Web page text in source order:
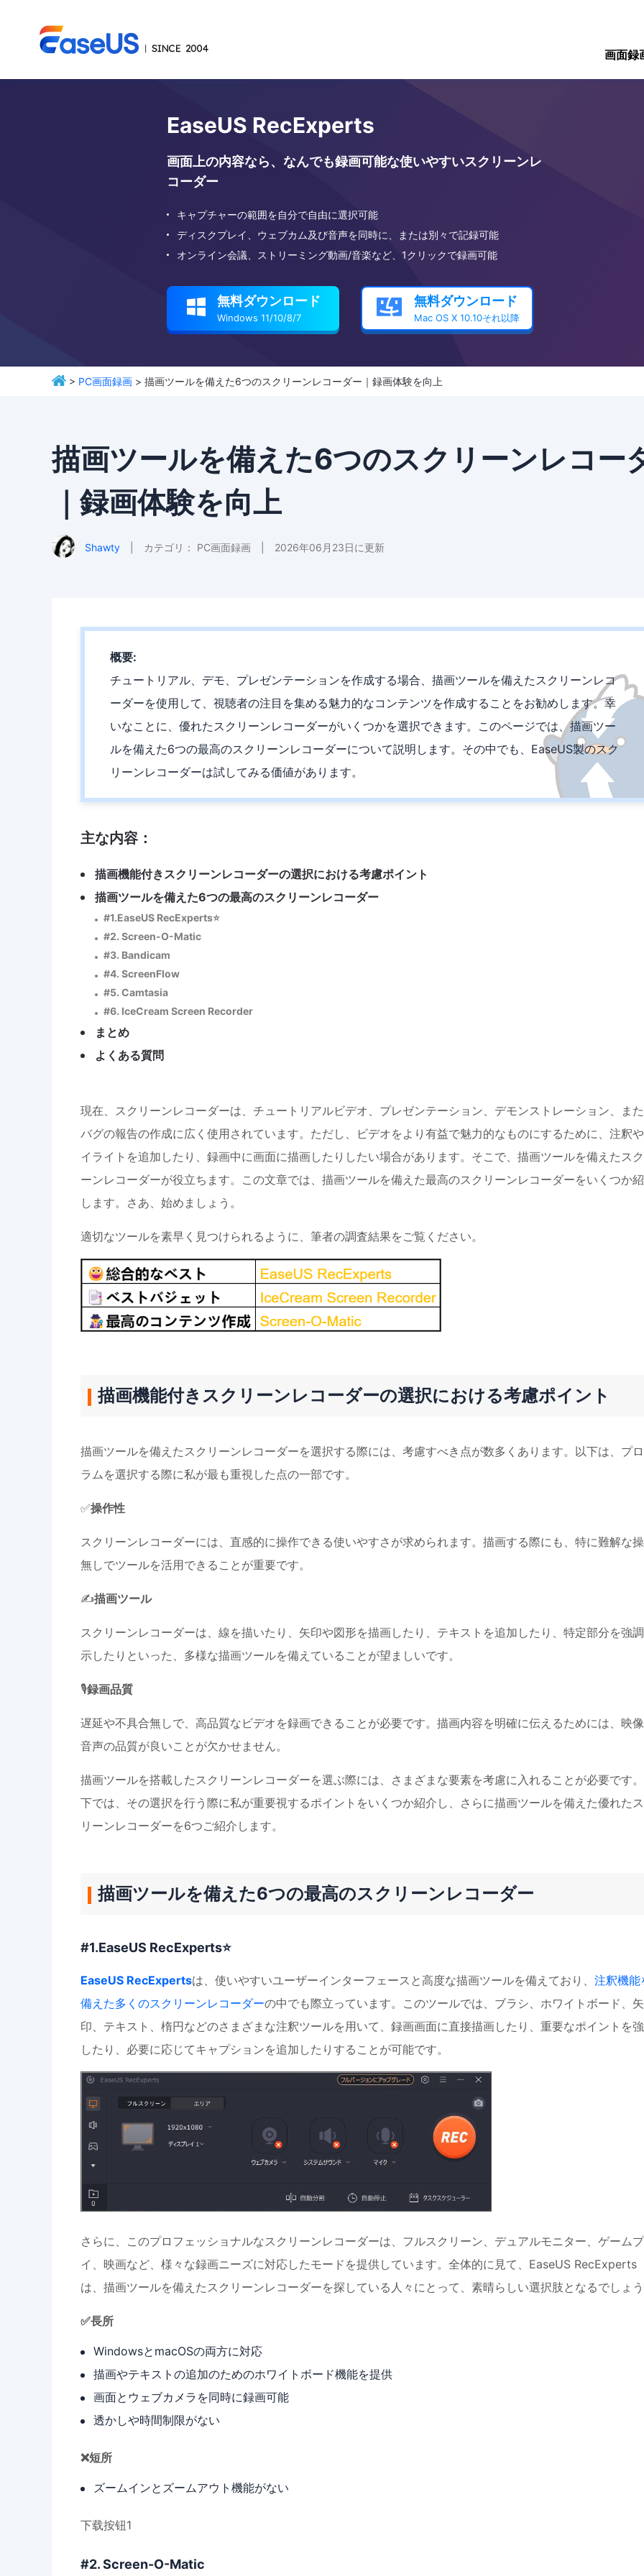
画面録
EaseUS RecExperts
画面上の内容なら、なんでも録画可能な使いやすいスクリーンレ
コーダー
キャプチャーの範囲を自分で自由に選択可能
ディスクプレイ、ウェブカム及び音声を同時に、または別々で記録可能
オンライン会議、ストリーミング動画/音楽など、1クリックで録画可能
 無料ダウンロード
Windows 11/10/8/7  無料ダウンロード
Mac OS X 10.10それ以降
> PC画面録画 > 描画ツールを備えた6つのスクリーンレコーダー｜録画体験を向上
描画ツールを備えた6つのスクリーンレコー
｜録画体験を向上
Shawty カテゴリ： PC画面録画 2026年06月23日に更新
概要:
チュートリアル、デモ、プレゼンテーションを作成する場合、描画ツールを備えたスクリーンレコ
ーダーを使用して、視聴者の注目を集める魅力的なコンテンツを作成することをお勧めします。幸
いなことに、優れたスクリーンレコーダーがいくつかを選択できます。このページでは、描画ツー
ルを備えた6つの最高のスクリーンレコーダーについて説明します。その中でも、EaseUS製のスク
リーンレコーダーは試してみる価値があります。
主な内容：
描画機能付きスクリーンレコーダーの選択における考慮ポイント
描画ツールを備えた6つの最高のスクリーンレコーダー
#1.EaseUS RecExperts⭐
#2. Screen-O-Matic
#3. Bandicam
#4. ScreenFlow
#5. Camtasia
#6. IceCream Screen Recorder
まとめ
よくある質問
現在、スクリーンレコーダーは、チュートリアルビデオ、プレゼンテーション、デモンストレーション、ま
バグの報告の作成に広く使用されています。ただし、ビデオをより有益で魅力的なものにするために、注釈
イライトを追加したり、録画中に画面に描画したりしたい場合があります。そこで、描画ツールを備えたス
ーンレコーダーが役立ちます。この文章では、描画ツールを備えた最高のスクリーンレコーダーをいくつか
します。さあ、始めましょう。
適切なツールを素早く見つけられるように、筆者の調査結果をご覧ください。
描画機能付きスクリーンレコーダーの選択における考慮ポイント
描画ツールを備えたスクリーンレコーダーを選択する際には、考慮すべき点が数多くあります。以下は、プ
ラムを選択する際に私が最も重視した点の一部です。
✅操作性
スクリーンレコーダーには、直感的に操作できる使いやすさが求められます。描画する際にも、特に難解な
無しでツールを活用できることが重要です。
✍️描画ツール
スクリーンレコーダーは、線を描いたり、矢印や図形を描画したり、テキストを追加したり、特定部分を強
示したりといった、多様な描画ツールを備えていることが望ましいです。
🎙️録画品質
遅延や不具合無しで、高品質なビデオを録画できることが必要です。描画内容を明確に伝えるためには、映
音声の品質が良いことが欠かせません。
描画ツールを搭載したスクリーンレコーダーを選ぶ際には、さまざまな要素を考慮に入れることが必要です
下では、その選択を行う際に私が重要視するポイントをいくつか紹介し、さらに描画ツールを備えた優れた
リーンレコーダーを6つご紹介します。
描画ツールを備えた6つの最高のスクリーンレコーダー
#1.EaseUS RecExperts⭐
EaseUS RecExpertsは、使いやすいユーザーインターフェースと高度な描画ツールを備えており、 注釈機能
備えた多くのスクリーンレコーダーの中でも際立っています。このツールでは、ブラシ、ホワイトボード、矢
印、テキスト、楕円などのさまざまな注釈ツールを用いて、録画画面に直接描画したり、重要なポイントを
したり、必要に応じてキャプションを追加したりすることが可能です。
さらに、このプロフェッショナルなスクリーンレコーダーは、フルスクリーン、デュアルモニター、ゲーム
イ、映画など、様々な録画ニーズに対応したモードを提供しています。全体的に見て、EaseUS RecExperts
は、描画ツールを備えたスクリーンレコーダーを探している人々にとって、素晴らしい選択肢となるでしょ
✅長所
WindowsとmacOSの両方に対応
描画やテキストの追加のためのホワイトボード機能を提供
画面とウェブカメラを同時に録画可能
透かしや時間制限がない
❌短所
ズームインとズームアウト機能がない
下载按钮1
#2. Screen-O-Matic